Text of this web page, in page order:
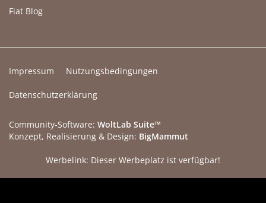
Fiat Blog
Impressum Nutzungsbedingungen
Datenschutzerklärung
Community-Software: WoltLab Suite™
Konzept, Realisierung & Design: BigMammut
Werbelink: Dieser Werbeplatz ist verfügbar!